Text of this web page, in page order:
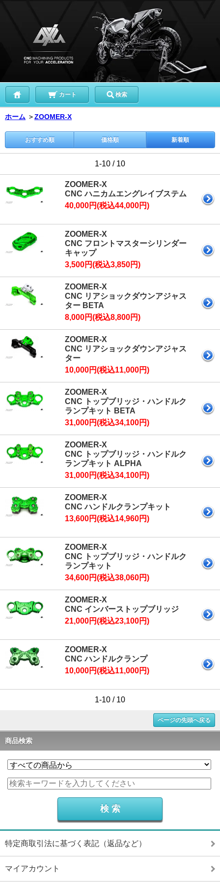
カート 検索
ホーム ＞ZOOMER-X
おすすめ順 価格順 新着順
1-10 / 10
ZOOMER-X
CNC ハニカムエングレイブステム
40,000円(税込44,000円)
ZOOMER-X
CNC フロントマスターシリンダー
キャップ
3,500円(税込3,850円)
ZOOMER-X
CNC リアショックダウンアジャス
ター BETA
8,000円(税込8,800円)
ZOOMER-X
CNC リアショックダウンアジャス
ター
10,000円(税込11,000円)
ZOOMER-X
CNC トップブリッジ・ハンドルク
ランプキット BETA
31,000円(税込34,100円)
ZOOMER-X
CNC トップブリッジ・ハンドルク
ランプキット ALPHA
31,000円(税込34,100円)
ZOOMER-X
CNC ハンドルクランプキット
13,600円(税込14,960円)
ZOOMER-X
CNC トップブリッジ・ハンドルク
ランプキット
34,600円(税込38,060円)
ZOOMER-X
CNC インバーストップブリッジ
21,000円(税込23,100円)
ZOOMER-X
CNC ハンドルクランプ
10,000円(税込11,000円)
1-10 / 10
ページの先頭へ戻る
商品検索
特定商取引法に基づく表記（返品など）
マイアカウント